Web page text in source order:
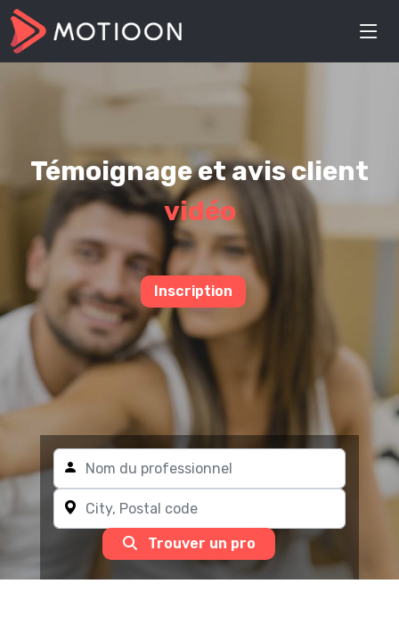
Témoignage et avis client
vidéo
Inscription
Trouver un pro